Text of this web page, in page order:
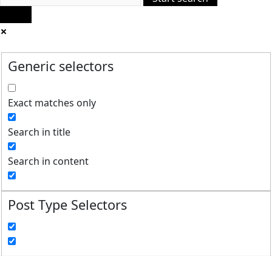
Generic selectors
Exact matches only
Search in title
Search in content
Post Type Selectors